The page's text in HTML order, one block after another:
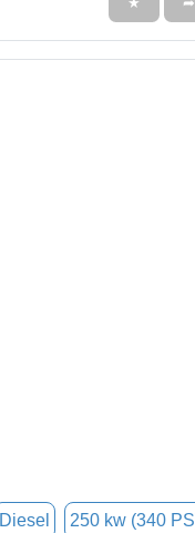
Diesel 250 kw (340